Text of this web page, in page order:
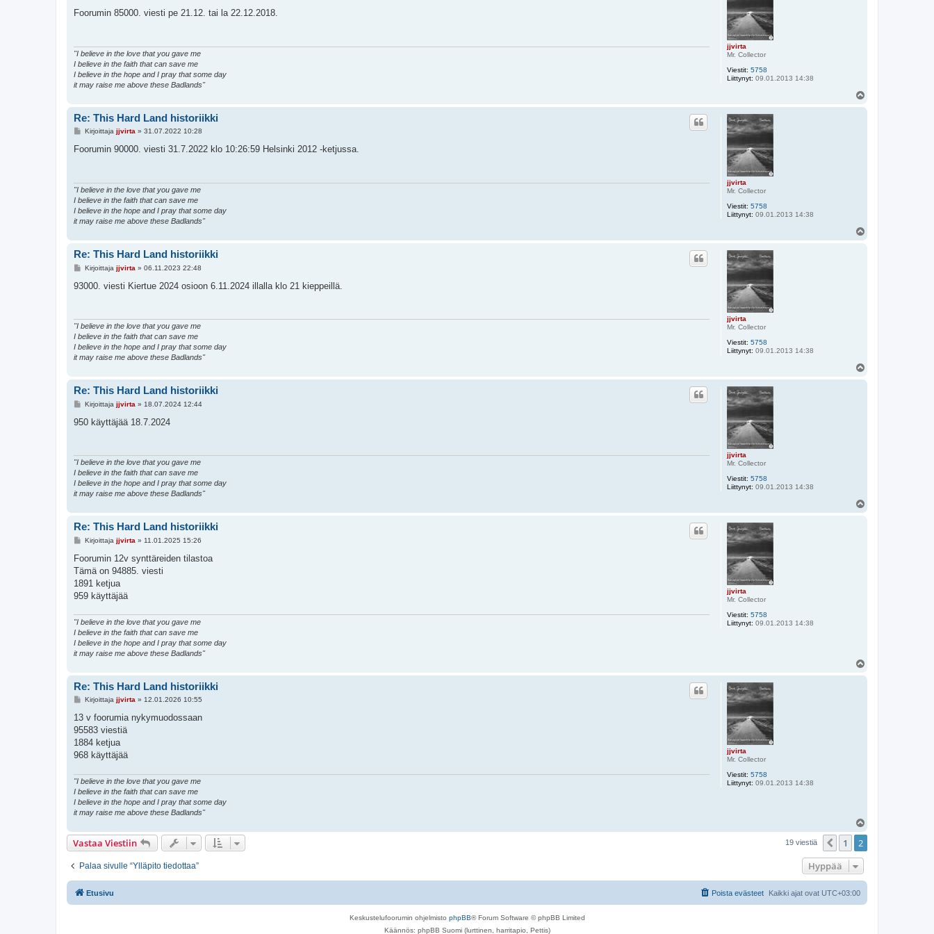
jjvirta
Mr. Collector
Viestit: 5758
Liittynyt: 09.01.2013 14:38
e
Foorumin 85000. viesti pe 21.12. tai la 22.12.2018.
"I believe in the love that you gave me
I believe in the faith that can save me
I believe in the hope and I pray that some day
it may raise me above these Badlands"
jjvirta
Mr. Collector
Viestit: 5758
Liittynyt: 09.01.2013 14:38
Re: This Hard Land historiikki
V
e
Kirjoittaja jjvirta» 31.07.2022 10:28
Foorumin 90000. viesti 31.7.2022 klo 10:26:59 Helsinki 2012 -ketjussa.
"I believe in the love that you gave me
I believe in the faith that can save me
I believe in the hope and I pray that some day
it may raise me above these Badlands"
jjvirta
Mr. Collector
Viestit: 5758
Liittynyt: 09.01.2013 14:38
Re: This Hard Land historiikki
V
e
Kirjoittaja jjvirta » 06.11.2023 22:48
93000. viesti Kiertue 2024 osioon 6.11.2024 illalla klo 21 kieppeillä.
"I believe in the love that you gave me
I believe in the faith that can save me
I believe in the hope and I pray that some day
it may raise me above these Badlands"
jjvirta
Mr. Collector
Viestit: 5758
Liittynyt: 09.01.2013 14:38
Re: This Hard Land historiikki
V
e
Kirjoittaja jjvirta » 18.07.2024 12:44
950 käyttäjää 18.7.2024
"I believe in the love that you gave me
I believe in the faith that can save me
I believe in the hope and I pray that some day
it may raise me above these Badlands"
jjvirta
Mr. Collector
Viestit: 5758
Liittynyt: 09.01.2013 14:38
Re: This Hard Land historiikki
V
e
t
i
Kirjoittaja jjvirta » 11.01.2025 15:26
Foorumin 12v synttäreiden tilastoa
Tämä on 94885. viesti
1891 ketjua
959 käyttäjää
"I believe in the love that you gave me
I believe in the faith that can save me
I believe in the hope and I pray that some day
it may raise me above these Badlands"
jjvirta
Mr. Collector
Viestit: 5758
Liittynyt: 09.01.2013 14:38
Re: This Hard Land historiikki
V
e
t
i
Kirjoittaja jjvirta » 12.01.2026 10:55
13 v foorumia nykymuodossaan
95583 viestiä
1884 ketjua
968 käyttäjää
"I believe in the love that you gave me
I believe in the faith that can save me
I believe in the hope and I pray that some day
it may raise me above these Badlands"
s
Vastaa Viestiin 19 viestiä Edellinen
1 2
Palaa sivulle “Ylläpito tiedottaa” Hyppää
Etusivu Kaikki ajat ovat UTC+03:00
Poista evästeet
Keskustelufoorumin ohjelmisto phpBB® Forum Software © phpBB Limited
Käännös: phpBB Suomi (lurttinen, harritapio, Pettis)